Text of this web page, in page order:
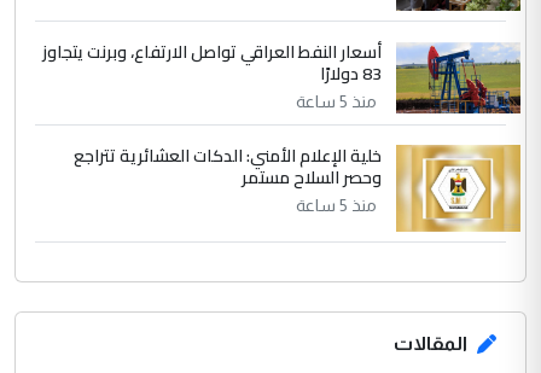
أسعار النفط العراقي تواصل الارتفاع، وبرنت يتجاوز
83 دولارًا
منذ 5 ساعة
خلية الإعلام الأمني: الدكات العشائرية تتراجع
وحصر السلاح مستمر
منذ 5 ساعة
المقالات